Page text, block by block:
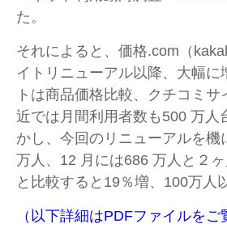
た。
それによると、価格.com（
イトリニューアル以降、大幅
トは商品価格比較、クチコミ
近では月間利用者数も500 万
かし、今回のリニューアルを
万人、12 月には686 万人と２
と比較すると19％増、100万人
（以下詳細はPDFファイルをご